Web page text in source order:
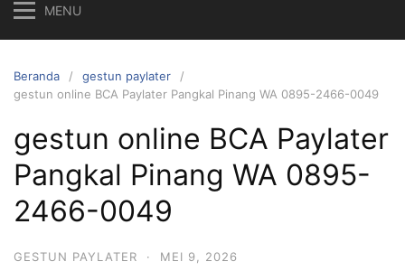
MENU
Beranda
gestun paylater
gestun online BCA Paylater Pangkal Pinang WA 0895-2466-0049
gestun online BCA Paylater
Pangkal Pinang WA 0895-
2466-0049
GESTUN PAYLATER · MEI 9, 2026